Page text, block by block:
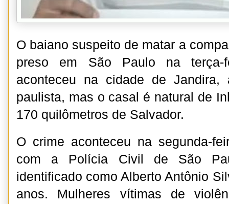
O baiano suspeito de matar a
preso em São Paulo na
aconteceu na cidade de
paulista, mas o casal é natural de
170 quilômetros de Salvador.
O crime aconteceu na segunda-
com a Polícia Civil de São
identificado como Alberto Antônio
anos. Mulheres vítimas de